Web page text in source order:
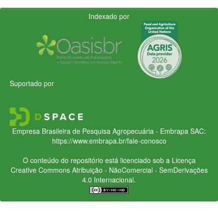
Indexado por
Suportado por
Empresa Brasileira de Pesquisa Agropecuária - Embrapa SAC:
https://www.embrapa.br/fale-conosco
O conteúdo do repositório está licenciado sob a Licença
Creative CommonsAtribuição - NãoComercial - SemDerivações
4.0 Internacional.